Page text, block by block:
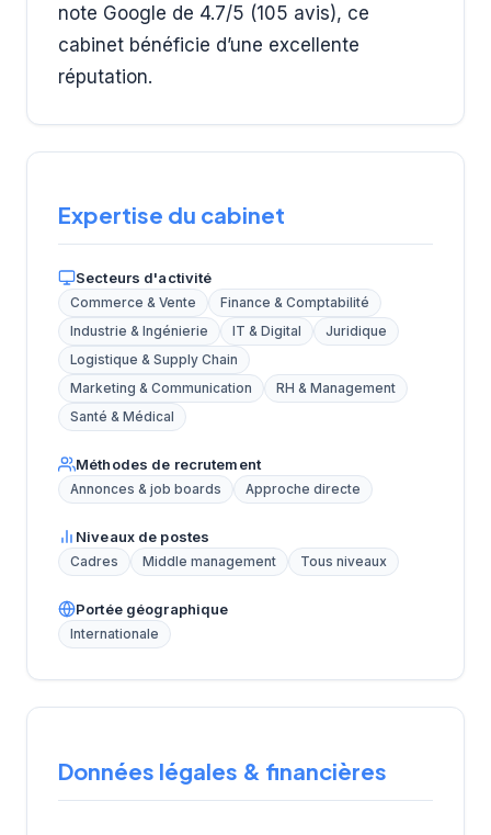
note Google de 4.7/5 (105 avis), ce
cabinet bénéficie d’une excellente
réputation.
Expertise du cabinet
Secteurs d'activité
Commerce & Vente
Finance & Comptabilité
Industrie & Ingénierie
IT & Digital
Juridique
Logistique & Supply Chain
Marketing & Communication
RH & Management
Santé & Médical
Méthodes de recrutement
Annonces & job boards Approche directe
Niveaux de postes
Cadres Middle management Tous niveaux
Portée géographique
Internationale
Données légales & financières